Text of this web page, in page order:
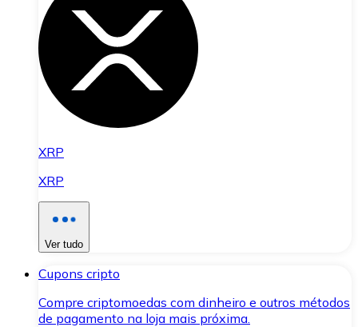
XRP
XRP
Ver tudo
Cupons cripto
Compre criptomoedas com dinheiro e outros métodos
de pagamento na loja mais próxima.